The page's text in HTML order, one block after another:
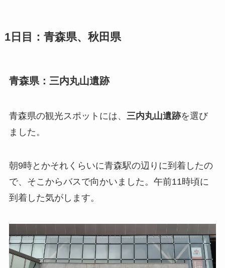
1日目：青森県、秋田県
青森県：三内丸山遺跡
青森県の観光スポットには、 三内丸山遺跡を選び
ました。
朝9時とかそれくらいに青森駅の辺りに到着したの
で、そこからバスで向かいました。午前11時頃に
到着した気がします。